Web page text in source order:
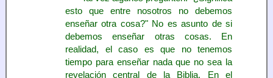
esto que entre nosotros no debemos
enseñar otra cosa?" No es asunto de si
debemos enseñar otras cosas. En
realidad, el caso es que no tenemos
tiempo para enseñar nada que no sea la
revelación central de la Biblia. En el